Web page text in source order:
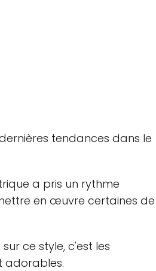
tendances dans le
a pris un rythme
en œuvre certaines de
ce style, c'est les
adorables.